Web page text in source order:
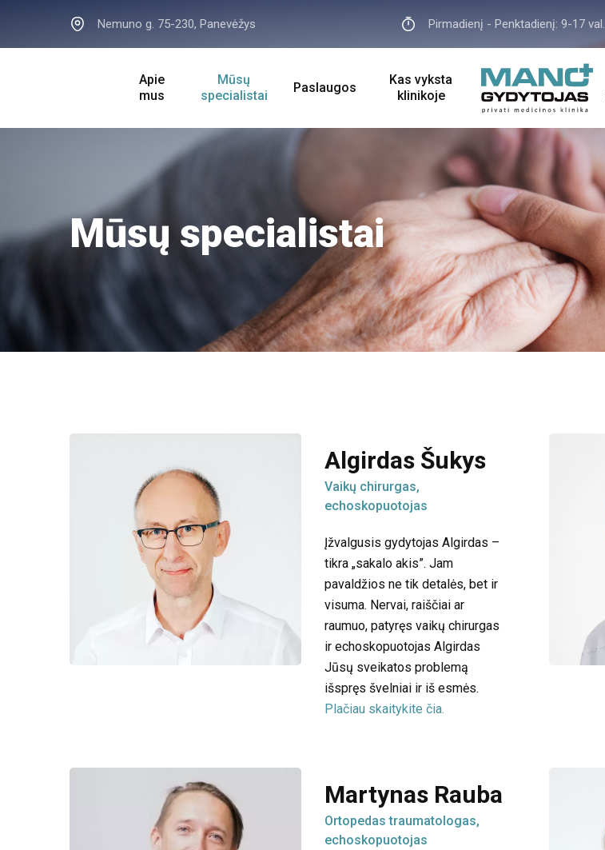
Nemuno g. 75-230, Panevėžys Pirmadienį - Penktadienį: 9-17 val.
Apie
mus
Mūsų
specialistai
Paslaugos
Kas vyksta
klinikoje
Mūsų specialistai
Algirdas Šukys
Vaikų chirurgas,
echoskopuotojas
Įžvalgusis gydytojas Algirdas –
tikra „sakalo akis”. Jam
pavaldžios ne tik detalės, bet ir
visuma. Nervai, raiščiai ar
raumuo, patyręs vaikų chirurgas
ir echoskopuotojas Algirdas
Jūsų sveikatos problemą
išspręs švelniai ir iš esmės.
Plačiau skaitykite čia.
Martynas Rauba
Ortopedas traumatologas,
echoskopuotojas